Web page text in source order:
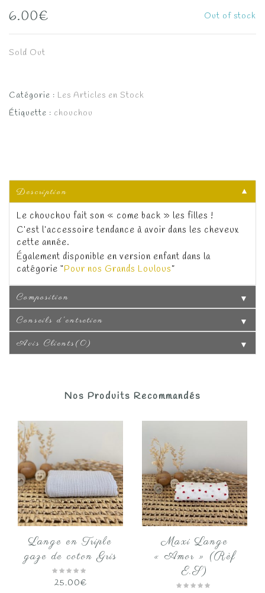
6.00€ Out of stock
Sold Out
Catégorie : Les Articles en Stock
Étiquette : chouchou
Description
▼
Le chouchou fait son « come back » les filles !
C’est l’accessoire tendance à avoir dans les cheveux
cette année.
Également disponible en version enfant dans la
catégorie “Pour nos Grands Loulous”
Composition ▼
Conseils d'entretien ▼
Avis Clients(0) ▼
Nos Produits Recommandés
Lange en Triple
gaze de coton Gris
25.00€
Maxi Lange
« Amor » (Rèf
E.S)